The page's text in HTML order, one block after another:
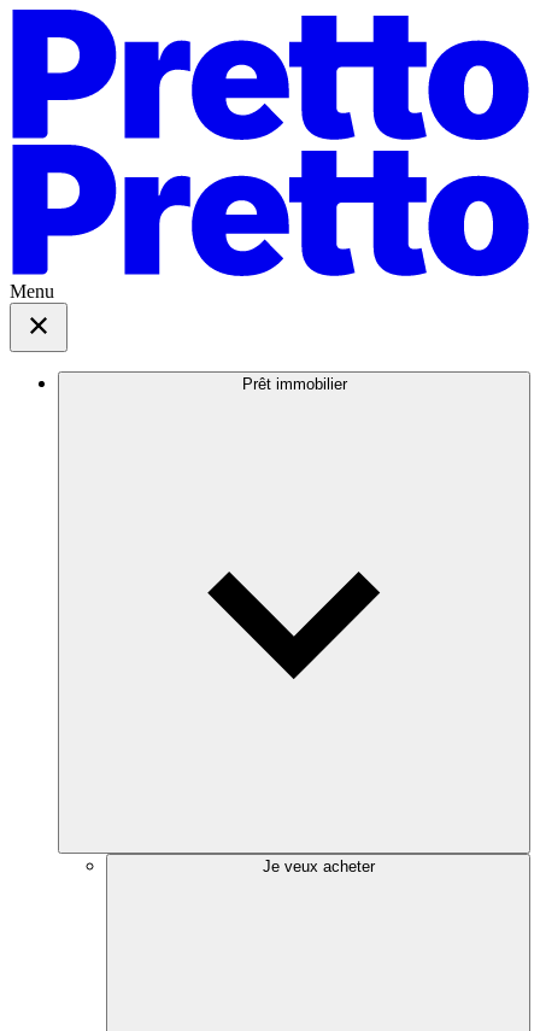
Menu
Prêt immobilier
Je veux acheter